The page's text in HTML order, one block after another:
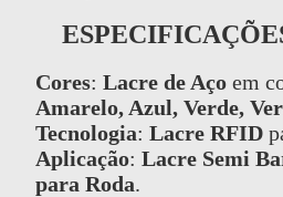
Cores: Lacre de Aço em
Amarelo, Azul, Verde,
Tecnologia: Lacre RFID
Aplicação: Lacre Semi
para Roda.